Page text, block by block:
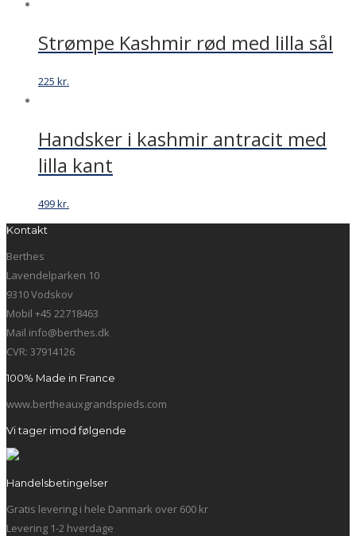
Strømpe Kashmir rød med lilla sål
225 kr.
Handsker i kashmir antracit med
lilla kant
499kr.
Kontakt
Berthes
Lavendelparken 10
9310 Vodskov
Mobil +45 22718463
Mail info@berthes.dk
CVR: 37914126
100% Made in France
www.bertheauxgrandspieds.com
Vi tager imod følgende
Handelsbetingelser
Gratis levering i hele Danmark over 600 kr
Levering 1-2 hverdage